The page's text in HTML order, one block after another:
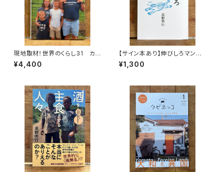
現地取材！世界のくらし31 カナ
ダ
¥4,400
【サイン本あり】伸びしろマンが
ゆく！
¥1,300